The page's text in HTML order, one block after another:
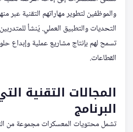
والموظفين لتطوير مهاراتهم التقنية عبر
التحديات والتطبيق العملي. يُنشأ
تسمح لهم بإنتاج مشاريع عملية وإبداع
القطاعات.
المجالات التقنية
البرنامج
تشمل محتويات المعسكرات مجموعة من